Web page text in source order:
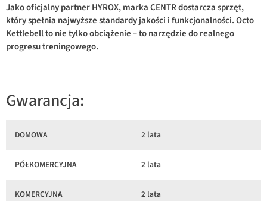
Jako oficjalny partner HYROX, marka CENTR dostarcza sprzęt,
który spełnia najwyższe standardy jakości i funkcjonalności. Octo
Kettlebell to nie tylko obciążenie – to narzędzie do realnego
progresu treningowego.
Gwarancja:
DOMOWA 2 lata
PÓŁKOMERCYJNA 2 lata
KOMERCYJNA 2 lata